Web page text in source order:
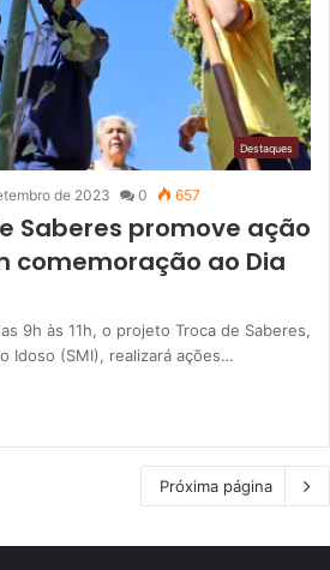
Destaques
de 2023 0 657
Saberes promove ação
comemoração ao Dia
9h às 11h, o projeto Troca de Saberes,
Idoso (SMI), realizará ações…
Próxima página